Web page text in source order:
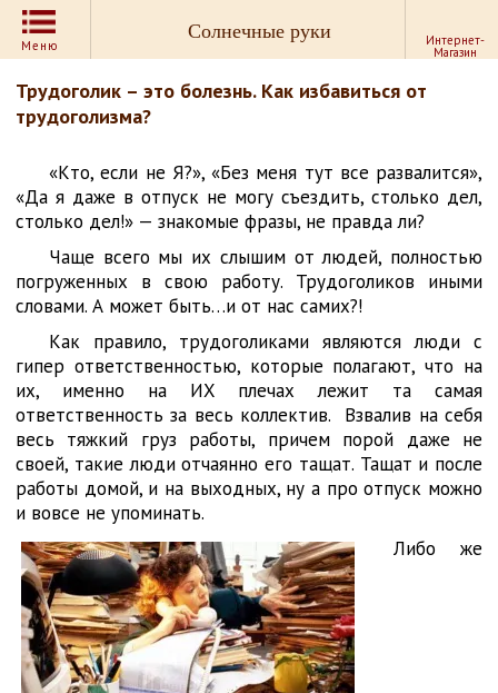
Меню
Солнечные руки Интернет-
Магазин
Трудоголик – это болезнь. Как избавиться от
трудоголизма?
«Кто, если не Я?», «Без меня тут все развалится»,
«Да я даже в отпуск не могу съездить, столько дел,
столько дел!» — знакомые фразы, не правда ли?
Чаще всего мы их слышим от людей, полностью
погруженных в свою работу. Трудоголиков иными
словами. А может быть…и от нас самих?!
Как правило, трудоголиками являются люди с
гипер ответственностью, которые полагают, что на
их, именно на ИХ плечах лежит та самая
ответственность за весь коллектив. Взвалив на себя
весь тяжкий груз работы, причем порой даже не
своей, такие люди отчаянно его тащат. Тащат и после
работы домой, и на выходных, ну а про отпуск можно
и вовсе не упоминать.
Либо же